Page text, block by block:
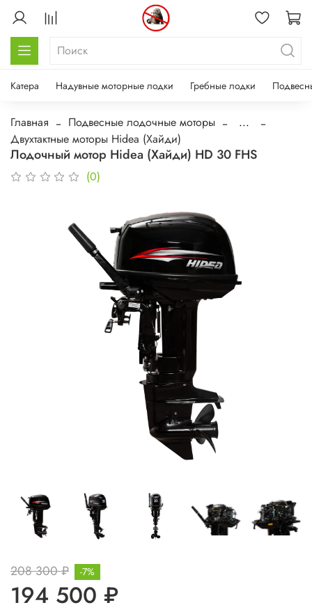
Катера Надувные моторные лодки Гребные лодки
Главная Подвесные лодочные моторы
...
Двухтактные моторы Hidea (Хайди)
Лодочный мотор Hidea (Хайди) HD 30 FHS
(0)
208 300 ₽
194 500 ₽
-7%